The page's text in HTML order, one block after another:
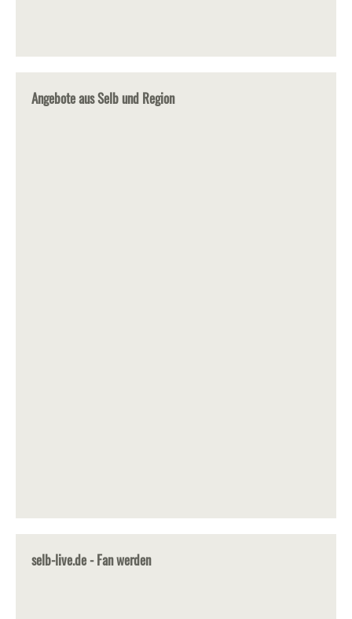
Angebote aus Selb und Region
selb-live.de - Fan werden